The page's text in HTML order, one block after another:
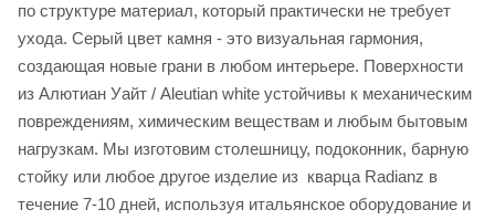
по структуре материал, который практически не требует
ухода. Серый цвет камня - это визуальная гармония,
создающая новые грани в любом интерьере. Поверхности
из Алютиан Уайт / Aleutian white устойчивы к механическим
повреждениям, химическим веществам и любым бытовым
нагрузкам. Мы изготовим столешницу, подоконник, барную
стойку или любое другое изделие из кварца Radianz в
течение 7-10 дней, используя итальянское оборудование и